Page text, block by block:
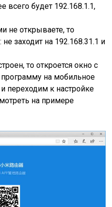
всего будет 192.168.1.1,
не открываете, то
заходит на 192.168.31.1 и
то откроется окно с
на мобильное
переходим к настройке
на примере